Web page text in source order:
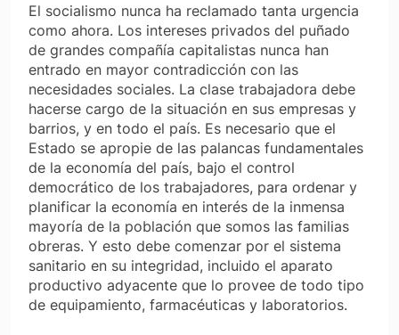
El socialismo nunca ha reclamado tanta urgencia
como ahora. Los intereses privados del puñado
de grandes compañía capitalistas nunca han
entrado en mayor contradicción con las
necesidades sociales. La clase trabajadora debe
hacerse cargo de la situación en sus empresas y
barrios, y en todo el país. Es necesario que el
Estado se apropie de las palancas fundamentales
de la economía del país, bajo el control
democrático de los trabajadores, para ordenar y
planificar la economía en interés de la inmensa
mayoría de la población que somos las familias
obreras. Y esto debe comenzar por el sistema
sanitario en su integridad, incluido el aparato
productivo adyacente que lo provee de todo tipo
de equipamiento, farmacéuticas y laboratorios.